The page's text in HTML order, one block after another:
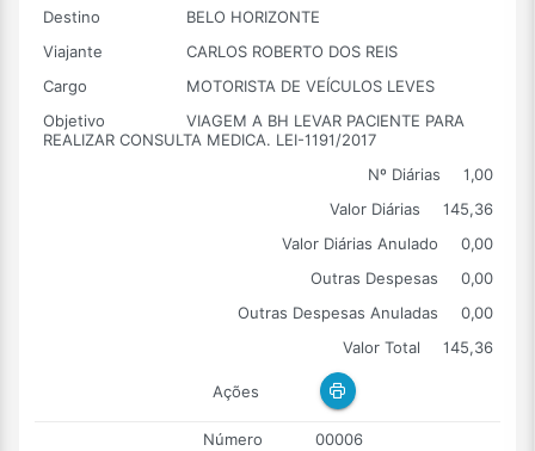
Destino
BELO HORIZONTE
Viajante
CARLOS ROBERTO DOS REIS
Cargo
MOTORISTA DE VEÍCULOS LEVES
Objetivo
VIAGEM A BH LEVAR PACIENTE PARA
REALIZAR CONSULTA MEDICA. LEI-1191/2017
Nº Diárias
1,00
Valor Diárias
145,36
Valor Diárias Anulado
0,00
Outras Despesas
0,00
Outras Despesas Anuladas
0,00
Valor Total
145,36
Ações
Número
00006